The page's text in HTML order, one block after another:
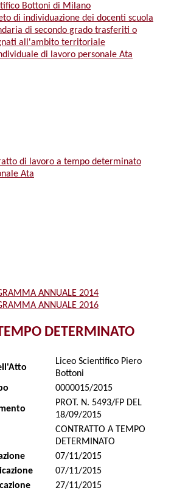
Bottoni di Milano
di individuazione dei docenti scuola
di secondo grado trasferiti o
all'ambito territoriale
di lavoro personale Ata
di lavoro a tempo determinato
Ata
ANNUALE 2014
ANNUALE 2016
DETERMINATO
Liceo Scientifico Piero
Bottoni
0000015/2015
PROT. N. 5493/FP DEL
18/09/2015
CONTRATTO A TEMPO
DETERMINATO
07/11/2015
07/11/2015
27/11/2015